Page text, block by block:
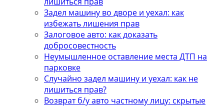
Задел машину во дворе и уехал: как
избежать лишения прав
Залоговое авто: как доказать
добросовестность
Неумышленное оставление места ДТП на
парковке
Случайно задел машину и уехал: как не
лишиться прав?
Возврат б/у авто частному лицу: скрытые